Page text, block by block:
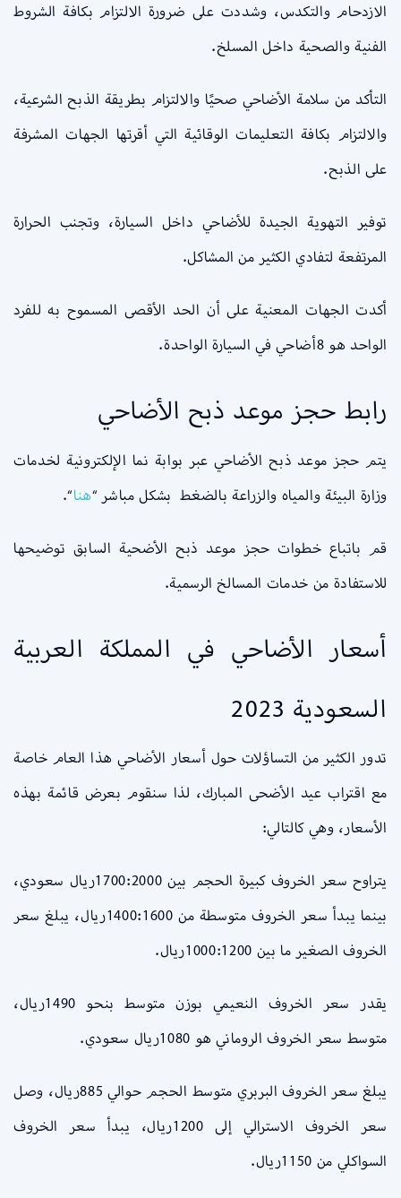
الازدحام والتكدس، وشددت على ضرورة الالتزام بكافة الشروط
الفنية والصحية داخل المسلخ.
التأكد من سلامة الأضاحي صحيًا والالتزام بطريقة الذبح الشرعية،
والالتزام بكافة التعليمات الوقائية التي أقرتها الجهات المشرفة
على الذبح.
توفير التهوية الجيدة للأضاحي داخل السيارة، وتجنب الحرارة
المرتفعة لتفادي الكثير من المشاكل.
أكدت الجهات المعنية على أن الحد الأقصى المسموح به للفرد
الواحد هو 8أضاحي في السيارة الواحدة.
رابط حجز موعد ذبح الأضاحي
يتم حجز موعد ذبح الأضاحي عبر بوابة نما الإلكترونية لخدمات
وزارة البيئة والمياه والزراعة بالضغط بشكل مباشر “هنا“.
قم باتباع خطوات حجز موعد ذبح الأضحية السابق توضيحها
للاستفادة من خدمات المسالخ الرسمية.
أسعار الأضاحي في المملكة العربية
السعودية 2023
تدور الكثير من التساؤلات حول أسعار الأضاحي هذا العام خاصة
مع اقتراب عيد الأضحى المبارك، لذا سنقوم بعرض قائمة بهذه
الأسعار، وهي كالتالي:
يتراوح سعر الخروف كبيرة الحجم بين 1700:2000ريال سعودي،
بينما يبدأ سعر الخروف متوسطة من 1400:1600ريال، يبلغ سعر
الخروف الصغير ما بين 1000:1200ريال.
يقدر سعر الخروف النعيمي بوزن متوسط بنحو 1490ريال،
متوسط سعر الخروف الروماني هو 1080ريال سعودي.
يبلغ سعر الخروف البربري متوسط الحجم حوالي 885ريال، وصل
سعر الخروف الاسترالي إلى 1200ريال، يبدأ سعر الخروف
السواكلي من 1150ريال.